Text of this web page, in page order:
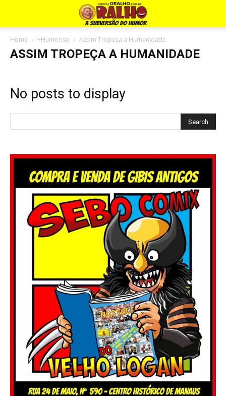
Home +Humoriso Assim Tropeça a Humanidade
ASSIM TROPEÇA A HUMANIDADE
No posts to display